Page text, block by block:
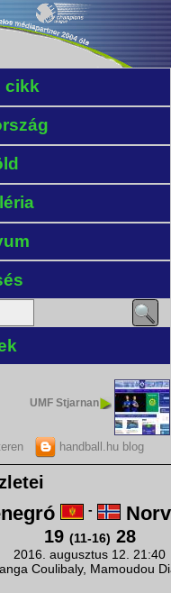
cikk
UMF Stjarnan
handball.hu blog
-
19 (11-16) 28
2016. augusztus 12. 21:40
Coulibaly, Mamoudou